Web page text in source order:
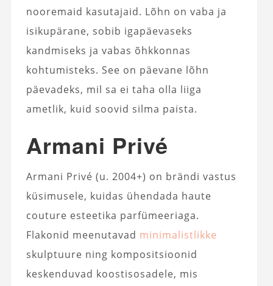
nooremaid kasutajaid. Lõhn on vaba ja
isikupärane, sobib igapäevaseks
kandmiseks ja vabas õhkkonnas
kohtumisteks. See on päevane lõhn
päevadeks, mil sa ei taha olla liiga
ametlik, kuid soovid silma paista.
Armani Privé
Armani Privé (u. 2004+) on brändi vastus
küsimusele, kuidas ühendada haute
couture esteetika parfümeeriaga.
Flakonid meenutavad minimalistlikke
skulptuure ning kompositsioonid
keskenduvad koostisosadele, mis